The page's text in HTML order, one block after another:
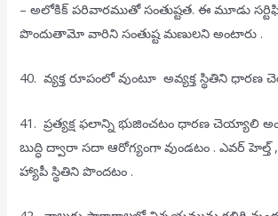
– అలోకిక్ పరివారముతో సంతుష్టత. ఈ మూడు
పొందుతామో వారిని సంతుష్ట మణులని అంటారు .
40. వ్యక్త రూపంలో వుంటూ అవ్యక్త స్థితిని ధారణ
41. ప్రత్యక్ష ఫలాన్ని భుజించటం ధారణ చెయ్యాలి
బుద్ధి ద్వారా సదా ఆరోగ్యంగా వుండటం . ఎవర్ హెల్త్
హ్యాపీ స్థితిని పొందటం .